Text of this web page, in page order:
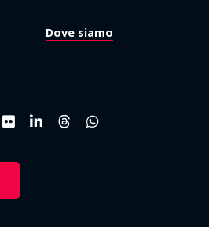
Dove siamo